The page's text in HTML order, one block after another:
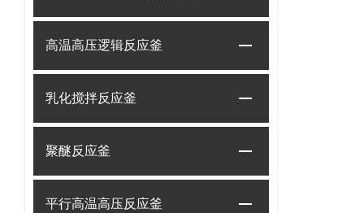
高温高压逻辑反应釜
乳化搅拌反应釜
聚醚反应釜
平行高温高压反应釜